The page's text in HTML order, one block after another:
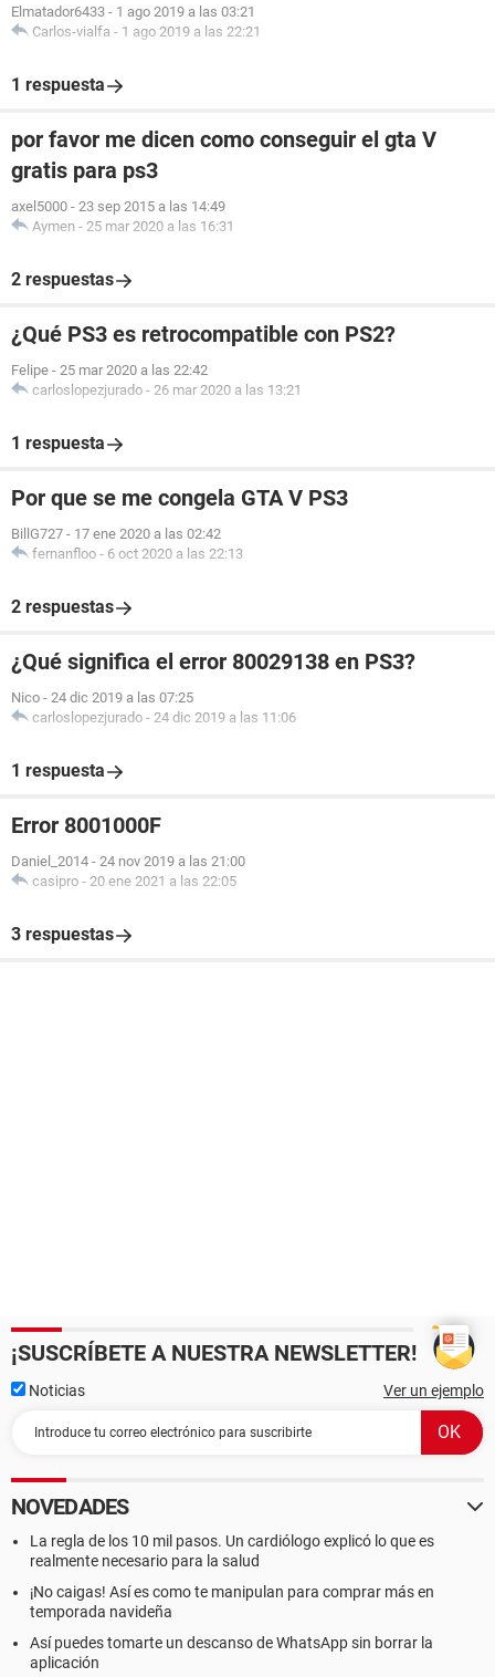
Elmatador6433 - 1 ago 2019 a las 03:21
Carlos-vialfa - 1 ago 2019 a las 22:21
1 respuesta
por favor me dicen como conseguir el gta V
gratis para ps3
axel5000 - 23 sep 2015 a las 14:49
Aymen - 25 mar 2020 a las 16:31
2 respuestas
¿Qué PS3 es retrocompatible con PS2?
Felipe - 25 mar 2020 a las 22:42
carloslopezjurado - 26 mar 2020 a las 13:21
1 respuesta
Por que se me congela GTA V PS3
BillG727 - 17 ene 2020 a las 02:42
fernanfloo - 6 oct 2020 a las 22:13
2 respuestas
¿Qué significa el error 80029138 en PS3?
Nico - 24 dic 2019 a las 07:25
carloslopezjurado - 24 dic 2019 a las 11:06
1 respuesta
Error 8001000F
Daniel_2014 - 24 nov 2019 a las 21:00
casipro - 20 ene 2021 a las 22:05
3 respuestas
¡SUSCRÍBETE A NUESTRA NEWSLETTER!
Noticias Ver un ejemplo
NOVEDADES
La regla de los 10 mil pasos. Un cardiólogo explicó lo que es
realmente necesario para la salud
¡No caigas! Así es como te manipulan para comprar más en
temporada navideña
Así puedes tomarte un descanso de WhatsApp sin borrar la
aplicación